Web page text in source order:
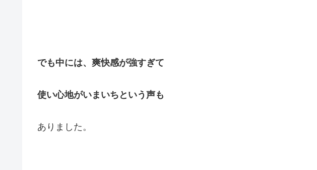
でも中には、爽快感が強すぎて
使い心地がいまいちという声も
ありました。